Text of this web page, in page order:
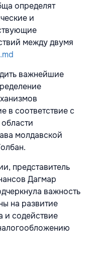
определят
и
между двумя
важнейшие
в соответствие с
молдавской
представитель
Дагмар
важность
на развитие
и содействие